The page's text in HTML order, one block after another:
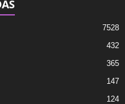
7528
432
365
147
124